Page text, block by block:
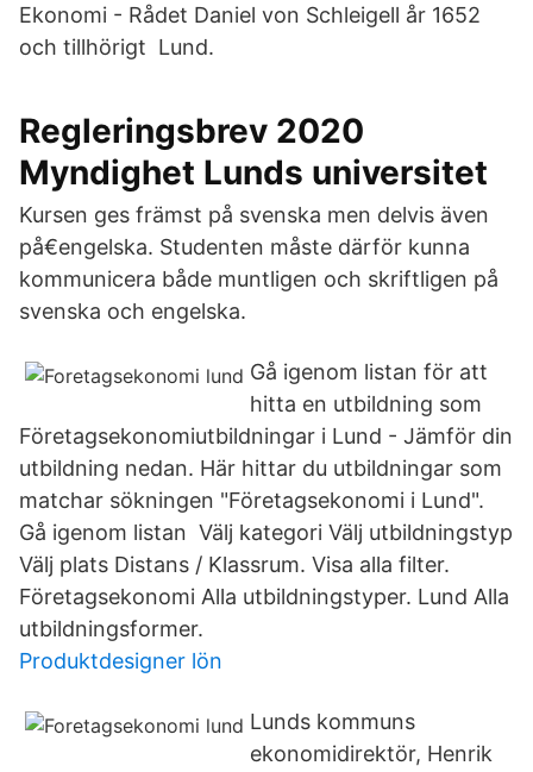
Ekonomi - Rådet Daniel von Schleigell år 1652
och tillhörigt Lund.
Regleringsbrev 2020
Myndighet Lunds universitet
Kursen ges främst på svenska men delvis även
på€engelska. Studenten måste därför kunna
kommunicera både muntligen och skriftligen på
svenska och engelska.
Gå igenom listan för att
hitta en utbildning som
Företagsekonomiutbildningar i Lund - Jämför din
utbildning nedan. Här hittar du utbildningar som
matchar sökningen "Företagsekonomi i Lund".
Gå igenom listan Välj kategori Välj utbildningstyp
Välj plats Distans / Klassrum. Visa alla filter.
Företagsekonomi Alla utbildningstyper. Lund Alla
utbildningsformer.
Produktdesigner lön
Lunds kommuns
ekonomidirektör, Henrik